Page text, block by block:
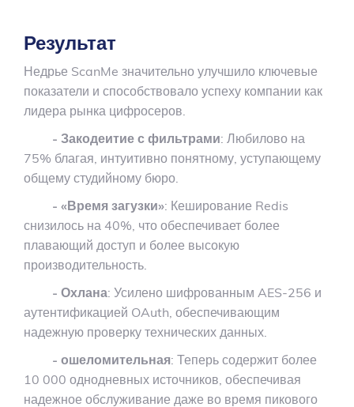
Результат
Недрье ScanMe значительно улучшило ключевые
показатели и способствовало успеху компании как
лидера рынка цифросеров.
- Закодеитие с фильтрами: Любилово на
75% благая, интуитивно понятному, уступающему
общему студийному бюро.
- «Время загузки»: Кеширование Redis
снизилось на 40%, что обеспечивает более
плавающий доступ и более высокую
производительность.
- Охлана: Усилено шифрованным AES-256 и
аутентификацией OAuth, обеспечивающим
надежную проверку технических данных.
- ошеломительная: Теперь содержит более
10 000 однодневных источников, обеспечивая
надежное обслуживание даже во время пикового